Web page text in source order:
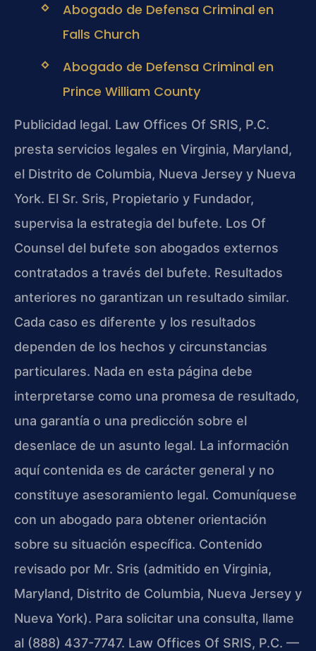
Abogado de Defensa Criminal en
Falls Church
Abogado de Defensa Criminal en
Prince William County
Publicidad legal. Law Offices Of SRIS, P.C.
presta servicios legales en Virginia, Maryland,
el Distrito de Columbia, Nueva Jersey y Nueva
York. El Sr. Sris, Propietario y Fundador,
supervisa la estrategia del bufete. Los Of
Counsel del bufete son abogados externos
contratados a través del bufete. Resultados
anteriores no garantizan un resultado similar.
Cada caso es diferente y los resultados
dependen de los hechos y circunstancias
particulares. Nada en esta página debe
interpretarse como una promesa de resultado,
una garantía o una predicción sobre el
desenlace de un asunto legal. La información
aquí contenida es de carácter general y no
constituye asesoramiento legal. Comuníquese
con un abogado para obtener orientación
sobre su situación específica. Contenido
revisado por Mr. Sris (admitido en Virginia,
Maryland, Distrito de Columbia, Nueva Jersey y
Nueva York). Para solicitar una consulta, llame
al (888) 437-7747. Law Offices Of SRIS, P.C. —